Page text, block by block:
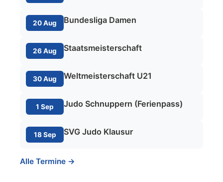
20 Aug Bundesliga Damen
26 Aug Staatsmeisterschaft
30 Aug Weltmeisterschaft U21
1 Sep Judo Schnuppern (Ferienpass)
18 Sep SVG Judo Klausur
Alle Termine →